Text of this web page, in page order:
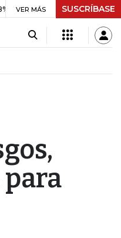
UVR $ 416,86 +$ 0,05 +0,01%
VER MÁS SUSCRÍBASE
para